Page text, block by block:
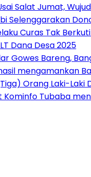
Salat Jumat,
Selenggarakan
Curas Tak
Dana Desa 2025
Gowes Bareng,
mengamankan
Orang Laki-Laki
Tubaba